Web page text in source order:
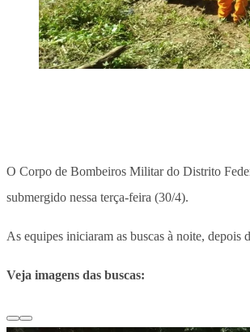
O Corpo de Bombeiros Militar do Distrito
submergido nessa terça-feira (30/4).
As equipes iniciaram as buscas à noite, depois
Veja imagens das buscas: